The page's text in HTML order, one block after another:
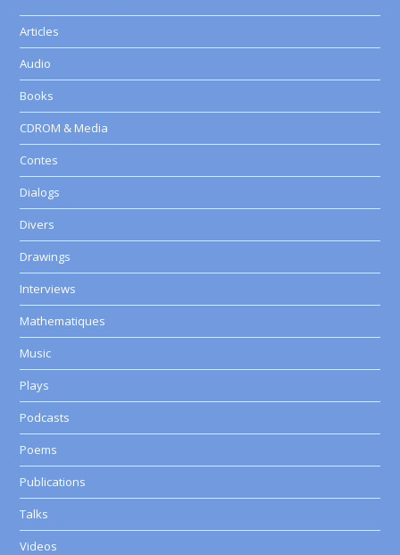
Articles
Audio
Books
CDROM & Media
Contes
Dialogs
Divers
Drawings
Interviews
Mathematiques
Music
Plays
Podcasts
Poems
Publications
Talks
Videos